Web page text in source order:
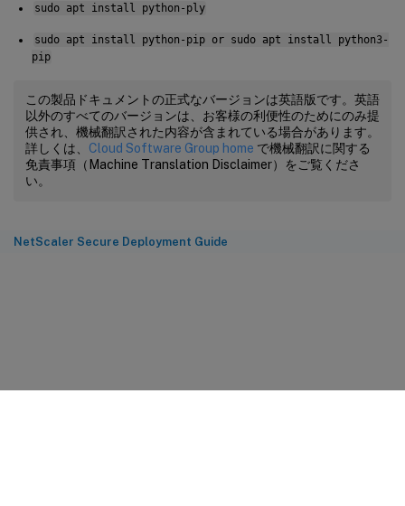
sudo apt install python-ply
sudo apt install python-pip or sudo apt install python3-
pip
この製品ドキュメントの正式なバージョンは英語版です。英語
以外のすべてのバージョンは、お客様の利便性のためにのみ提
供され、機械翻訳された内容が含まれている場合があります。
詳しくは、 Cloud Software Group home で機械翻訳に関する
免責事項（Machine Translation Disclaimer）をご覧くださ
い。
NetScaler Secure Deployment Guide